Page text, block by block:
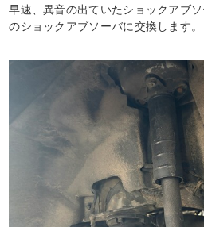
早速、異音の出ていたショックアブ
のショックアブソーバに交換します。